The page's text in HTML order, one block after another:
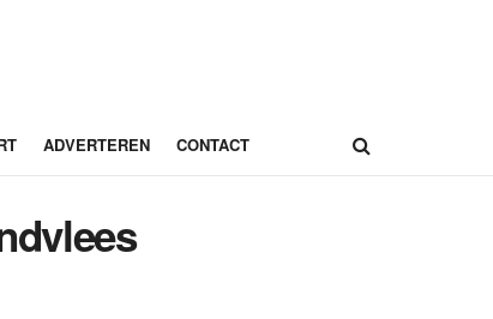
ADVERTEREN CONTACT